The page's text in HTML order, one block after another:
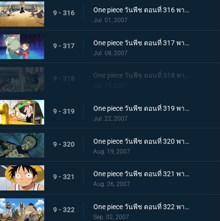
9 - 316 One piece วันพีช ตอนที่ 316 พากย์ไทย แชงคูสเคลื่อนไหว! หนทางสู่ยุคสมัยอันบ้าคลั่ง!!
Jul. 01, 2007
9 - 317 One piece วันพีช ตอนที่ 317 พากย์ไทย เด็กสาวผู้ตามหายางาร่า! การสืบสวนครั้งใหญ่ในเมืองแห่งน้ำ!
Jul. 08, 2007
9 - 318 One piece วันพีช ตอนที่ 318 พากย์ไทย คุณแม่สุดแกร่ง! การช่วยงานบ้านสุดสะท้านของโซโล
Jul. 15, 2007
9 - 319 One piece วันพีช ตอนที่ 319 พากย์ไทย ซันจิตกตะลึง! คุณลุงลึกลับกับอาหารอร่อยเหาะ!
Jul. 22, 2007
9 - 320 One piece วันพีช ตอนที่ 320 พากย์ไทย สุดท้ายก็มีค่าหัวกันครบ! ทั้งกลุ่มเกิน 600 ร้อยล้าน
Aug. 19, 2007
9 - 321 One piece วันพีช ตอนที่ 321 พากย์ไทย ราชาแห่งสรรพสัตว์เผชิญหน้ากับทะเล! เรือในฝันสุดอลังการ!
Aug. 26, 2007
9 - 322 One piece วันพีช ตอนที่ 322 พากย์ไทย ลาก่อนเหล่าลูกน้องที่รัก! แฟรงกี้แยกตัว!
Sep. 02, 2007